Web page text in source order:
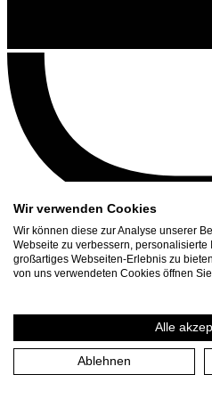
Contact
Press Download
Wir verwenden Cookies
Wir können diese zur Analyse unserer
Webseite zu verbessern,
großartiges Webseiten-Erlebnis zu
von uns verwendeten Cookies öffnen
Alle
Ablehnen